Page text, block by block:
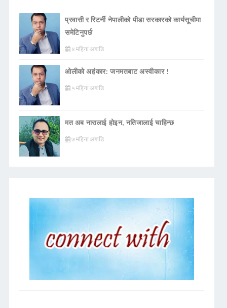
प्रवासी र रिटर्नी नेपालीको पीडा सरकारको कार्यसूचीमा
समेटिनुपर्छ
४ महिना अगाडि
ओलीको अहंकार: जनमतबाट अस्वीकार !
५ महिना अगाडि
मत अब नारालाई होइन, नतिजालाई चाहिन्छ
७ महिना अगाडि